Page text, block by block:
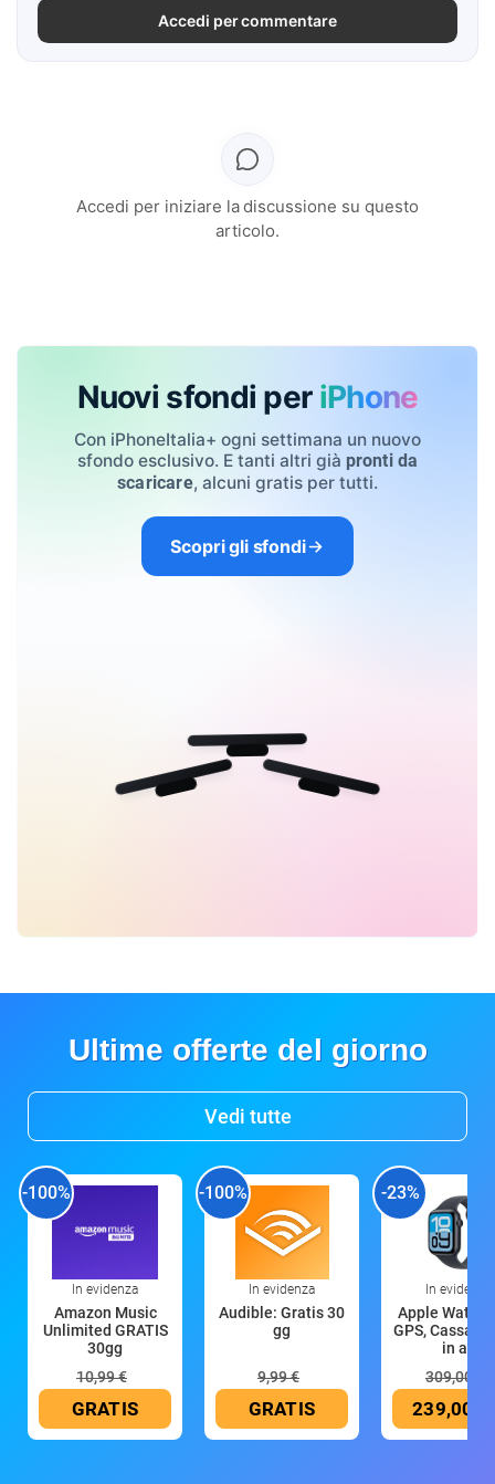
Accedi per commentare
Accedi per iniziare la discussione su questo
articolo.
Nuovi sfondi per iPhone
Con iPhoneItalia+ ogni settimana un nuovo
sfondo esclusivo. E tanti altri già pronti da
scaricare, alcuni gratis per tutti.
Scopri gli sfondi
Ultime offerte del giorno
Vedi tutte
-100%
In evidenza
Amazon Music
Unlimited GRATIS
30gg
10,99 €
GRATIS
-100%
In evidenza
Audible: Gratis 30
gg
9,99 €
GRATIS
-23%
In evidenza
Apple Watch
GPS, Cassa
in all
309,00 €
239,00 €